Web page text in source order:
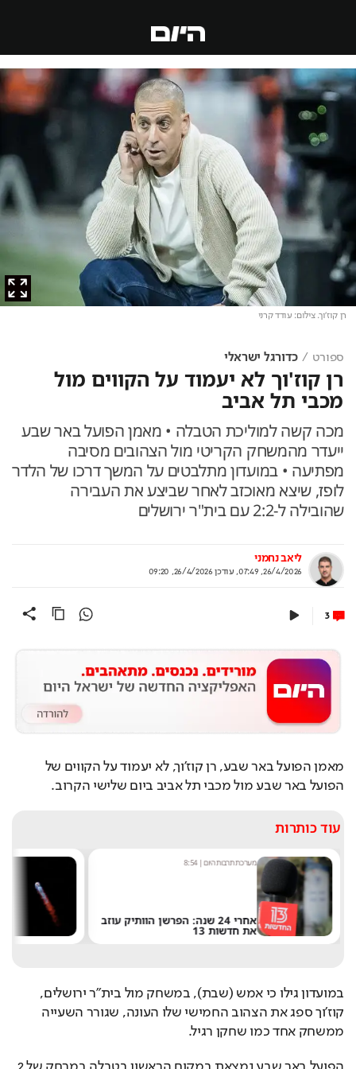
רן קוז'וך. צילום: עודד קרני
ספורט כדורגל ישראלי
רן קוז'וך לא יעמוד על הקווים מול
מכבי תל אביב
מכה קשה למוליכת הטבלה • מאמן הפועל באר שבע
ייעדר מהמשחק הקריטי מול הצהובים מסיבה
מפתיעה • במועדון מתלבטים על המשך דרכו של הלדר
לופז, שיצא מאוכזב לאחר שביצע את העבירה
שהובילה ל-2:2 עם בית"ר ירושלים
ליאב נחמני
26/4/2026, 07:49
, עודכן 26/4/2026, 09:20
3
הפועל באר שבע מול מכבי תל אביב ביום שלישי הקרוב.
עוד כותרות
מערכת תרבות היום|
8:54
אחרי 24 שנה: הפרשן הוותיק עוזב
את חדשות 13
ממשחק אחד כמו שחקן רגיל.